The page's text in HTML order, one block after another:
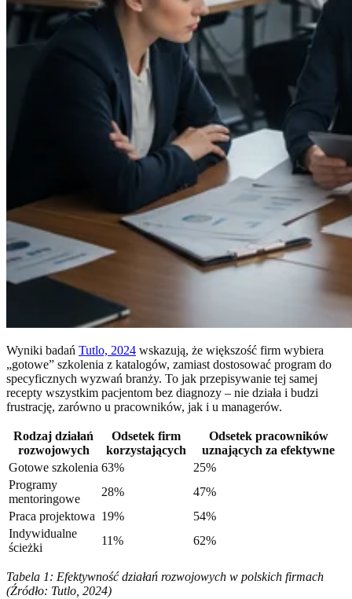
Wyniki badań Tutlo, 2024 wskazują, że większość firm wybiera
„gotowe” szkolenia z katalogów, zamiast dostosować program do
specyficznych wyzwań branży. To jak przepisywanie tej samej
recepty wszystkim pacjentom bez diagnozy – nie działa i budzi
frustrację, zarówno u pracowników, jak i u managerów.
Rodzaj działań
rozwojowych
Odsetek firm
korzystających
Odsetek pracowników
uznających za efektywne
Gotowe szkolenia 63%
25%
Programy
mentoringowe
28%
47%
Praca projektowa 19%
54%
Indywidualne
ścieżki
11% 62%
Tabela 1: Efektywność działań rozwojowych w polskich firmach
(Źródło: Tutlo, 2024)